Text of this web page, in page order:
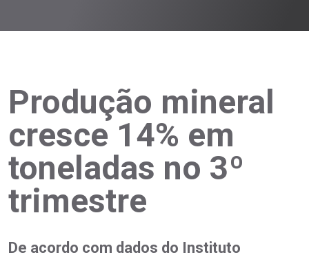
Produção mineral
cresce 14% em
toneladas no 3º
trimestre
De acordo com dados do Instituto